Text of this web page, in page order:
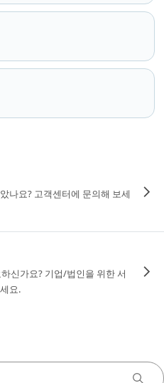
나요? 고객센터에 문의해 보세
신가요? 기업/법인을 위한 서
요.